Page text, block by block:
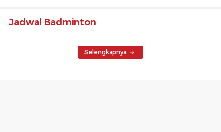
Jadwal Badminton
Selengkapnya